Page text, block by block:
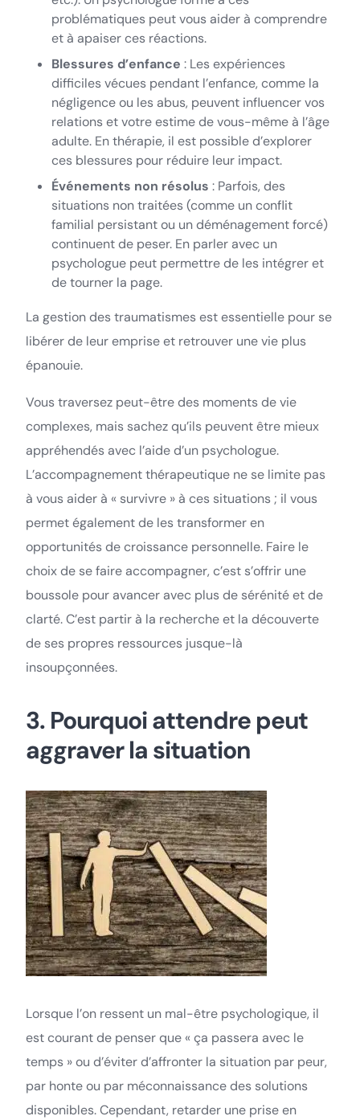
problématiques peut vous aider à comprendre
et à apaiser ces réactions.
Blessures d’enfance : Les expériences
difficiles vécues pendant l’enfance, comme la
négligence ou les abus, peuvent influencer vos
relations et votre estime de vous-même à l’âge
adulte. En thérapie, il est possible d’explorer
ces blessures pour réduire leur impact.
Événements non résolus : Parfois, des
situations non traitées (comme un conflit
familial persistant ou un déménagement forcé)
continuent de peser. En parler avec un
psychologue peut permettre de les intégrer et
de tourner la page.
La gestion des traumatismes est essentielle pour se
libérer de leur emprise et retrouver une vie plus
épanouie.
Vous traversez peut-être des moments de vie
complexes, mais sachez qu’ils peuvent être mieux
appréhendés avec l’aide d’un psychologue.
L’accompagnement thérapeutique ne se limite pas
à vous aider à « survivre » à ces situations ; il vous
permet également de les transformer en
opportunités de croissance personnelle. Faire le
choix de se faire accompagner, c’est s’offrir une
boussole pour avancer avec plus de sérénité et de
clarté. C’est partir à la recherche et la découverte
de ses propres ressources jusque-là
insoupçonnées.
3. Pourquoi attendre peut
aggraver la situation
Lorsque l’on ressent un mal-être psychologique, il
est courant de penser que « ça passera avec le
temps » ou d’éviter d’affronter la situation par peur,
par honte ou par méconnaissance des solutions
disponibles. Cependant, retarder une prise en